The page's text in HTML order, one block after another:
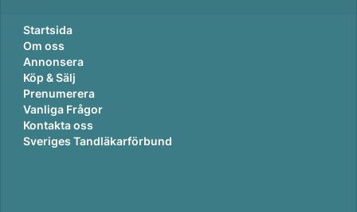
Startsida
Om oss
Annonsera
Köp & Sälj
Prenumerera
Vanliga Frågor
Kontakta oss
Sveriges Tandläkarförbund